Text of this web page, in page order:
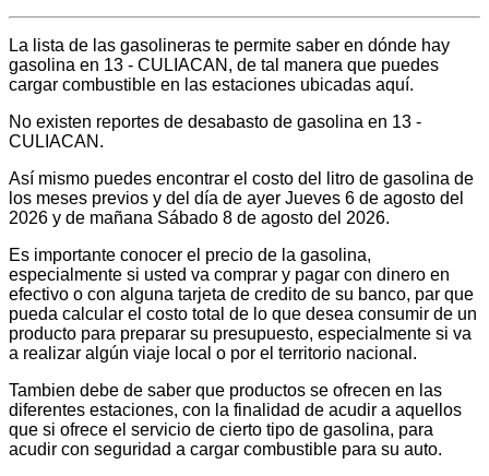
La lista de las gasolineras te permite saber en dónde hay
gasolina en 13 - CULIACAN, de tal manera que puedes
cargar combustible en las estaciones ubicadas aquí.
No existen reportes de desabasto de gasolina en 13 -
CULIACAN.
Así mismo puedes encontrar el costo del litro de gasolina de
los meses previos y del día de ayer Jueves 6 de agosto del
2026 y de mañana Sábado 8 de agosto del 2026.
Es importante conocer el precio de la gasolina,
especialmente si usted va comprar y pagar con dinero en
efectivo o con alguna tarjeta de credito de su banco, par que
pueda calcular el costo total de lo que desea consumir de un
producto para preparar su presupuesto, especialmente si va
a realizar algún viaje local o por el territorio nacional.
Tambien debe de saber que productos se ofrecen en las
diferentes estaciones, con la finalidad de acudir a aquellos
que si ofrece el servicio de cierto tipo de gasolina, para
acudir con seguridad a cargar combustible para su auto.